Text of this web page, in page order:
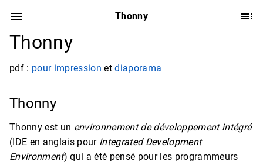
Thonny
Thonny
pdf : pour impression etdiaporama
Thonny
Thonny est un environnement de développement intégré
(IDE en anglais pour Integrated Development
Environment) qui a été pensé pour les programmeurs